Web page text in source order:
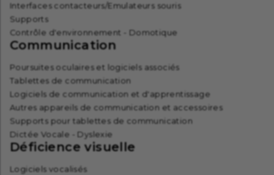
Interfaces contacteurs/Emulateurs souris
Supports
Contrôle d'environnement - Domotique
Communication
Poursuites oculaires et logiciels associés
Tablettes de communication
Logiciels de communication et d'apprentissage
Autres appareils de communication et accessoires
Supports pour tablettes de communication
Dictée Vocale - Dyslexie
Déficience visuelle
Logiciels vocalisés